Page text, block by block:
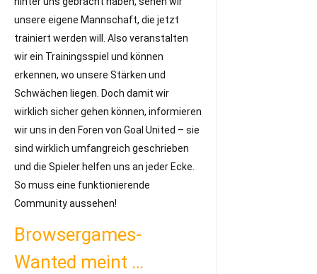
unsere eigene Mannschaft, die jetzt
trainiert werden will. Also veranstalten
wir ein Trainingsspiel und können
erkennen, wo unsere Stärken und
Schwächen liegen. Doch damit wir
wirklich sicher gehen können, informieren
wir uns in den Foren von Goal United – sie
sind wirklich umfangreich geschrieben
und die Spieler helfen uns an jeder Ecke.
So muss eine funktionierende
Community aussehen!
Browsergames-
Wanted meint …